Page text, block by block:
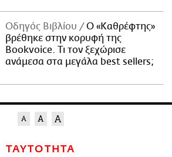
Οδηγός Βιβλίου
Ο «Καθρέφτης»
βρέθηκε στην κορυφή της
Bookvoice. Τι τον ξεχώρισε
ανάμεσα στα μεγάλα best sellers;
ΤΑΥΤΟΤΗΤΑ